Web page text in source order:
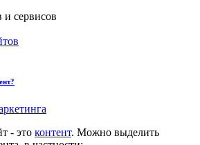
- это контент. Можно выделить